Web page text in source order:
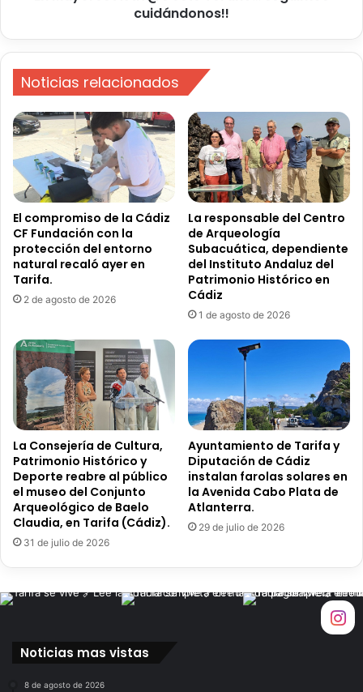
18 h
Responder
Juan A. Lara Serrano
Como sois .
15 h
Responder
6 de 10
O
D
E
F
R
C
A
M
A
R
I
N
@
s
e
s
e
e
r
a
n
o
…
s
u
m
o
s
u
i
d
á
n
d
o
cuidándonos!!
Noticias relacionados
El compromiso de la Cádiz
CF Fundación con la
protección del entorno
natural recaló ayer en
Tarifa.
2 de agosto de 2026
La responsable del Centro
de Arqueología
Subacuática, dependiente
del Instituto Andaluz del
Patrimonio Histórico en
Cádiz
1 de agosto de 2026
La Consejería de Cultura,
Patrimonio Histórico y
Deporte reabre al público
el museo del Conjunto
Arqueológico de Baelo
Claudia, en Tarifa (Cádiz).
31 de julio de 2026
Ayuntamiento de Tarifa y
Diputación de Cádiz
instalan farolas solares en
la Avenida Cabo Plata de
Atlanterra.
29 de julio de 2026
Noticias mas vistas
8 de agosto de 2026